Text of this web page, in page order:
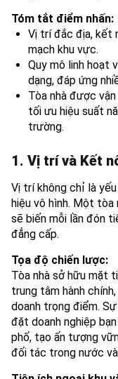
Tóm tắt điểm nhấn:
Vị trí đắc địa, kết
mạch khu vực.
Quy mô linh hoạt
dạng, đáp ứng
Tòa nhà được
tối ưu hiệu suất
trường.
1. Vị trí và Kết
Vị trí không chỉ là
hiệu vô hình. Một
sẽ biến mỗi lần đón
đẳng cấp.
Tọa độ chiến lược:
Tòa nhà sở hữu mặt
trung tâm hành
doanh trọng điểm.
đặt doanh nghiệp
phố, tạo ấn tượng
đối tác trong nước